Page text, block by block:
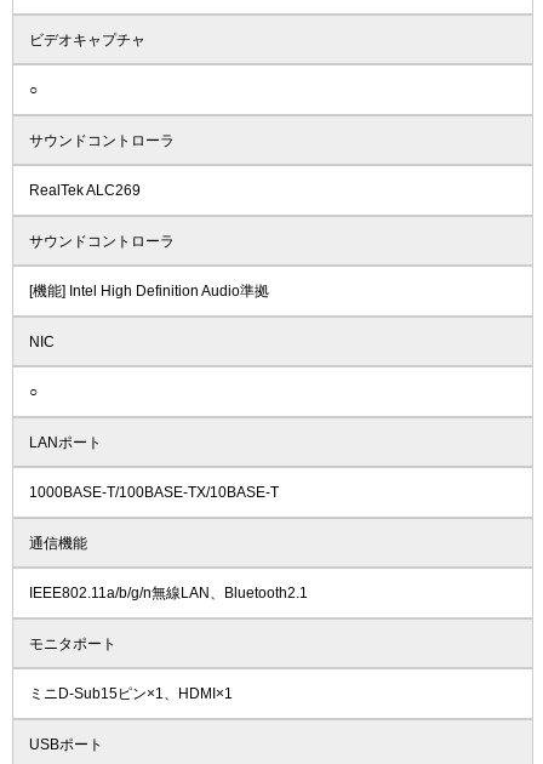
ビデオキャプチャ
○
サウンドコントローラ
RealTek ALC269
サウンドコントローラ
[機能] Intel High Definition Audio準拠
NIC
○
LANポート
1000BASE-T/100BASE-TX/10BASE-T
通信機能
IEEE802.11a/b/g/n無線LAN、Bluetooth2.1
モニタポート
ミニD-Sub15ピン×1、HDMI×1
USBポート